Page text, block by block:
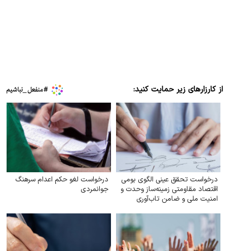
از کارزارهای زیر حمایت کنید:
درخواست تحقق عینی الگوی بومی
اقتصاد مقاومتی زمینه‌ساز وحدت و
امنیت ملی و ضامن تاب‌آوری
درخواست لغو حکم اعدام سرهنگ
جوانمردی